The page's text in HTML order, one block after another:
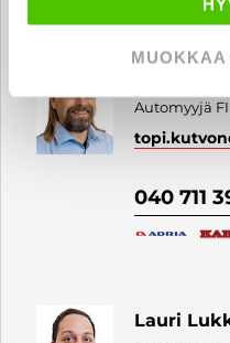
Automyyjä FI
040 711
Lauri